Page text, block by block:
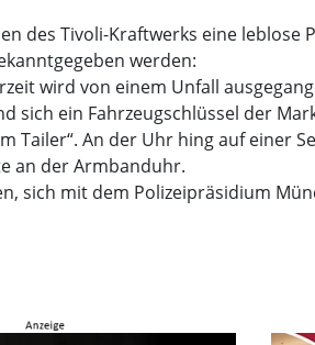
des Tivoli-Kraftwerks eine leblose
werden:
wird von einem Unfall
sich ein Fahrzeugschlüssel der
Tailer“. An der Uhr hing auf einer
an der Armbanduhr.
sich mit dem Polizeipräsidium